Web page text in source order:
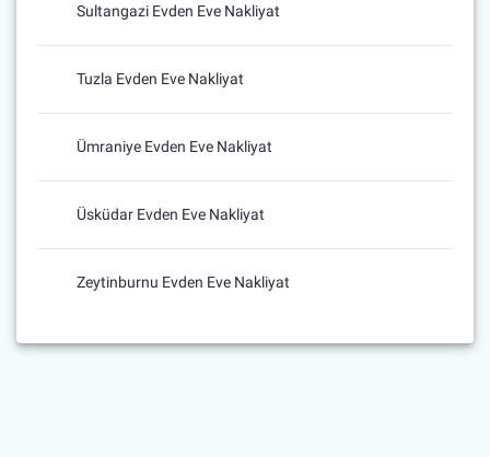
Sultangazi Evden Eve Nakliyat
Tuzla Evden Eve Nakliyat
Ümraniye Evden Eve Nakliyat
Üsküdar Evden Eve Nakliyat
Zeytinburnu Evden Eve Nakliyat